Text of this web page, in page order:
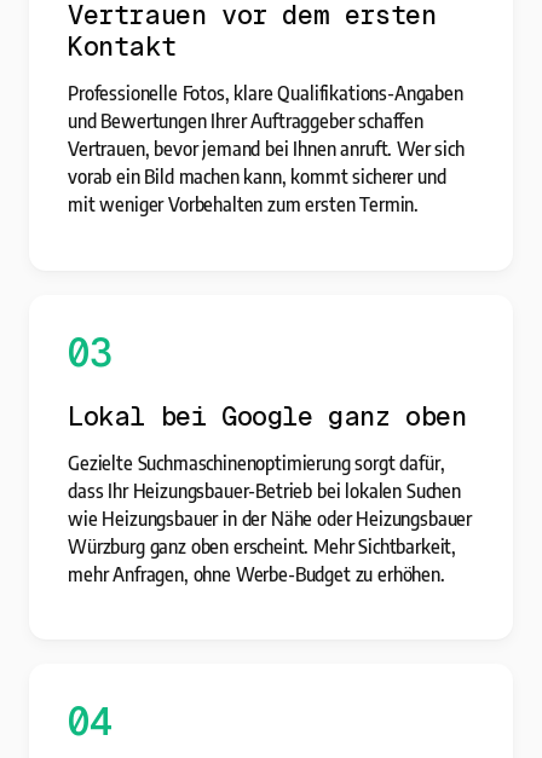
Vertrauen vor dem ersten
Kontakt
Professionelle Fotos, klare Qualifikations-Angaben
und Bewertungen Ihrer Auftraggeber schaffen
Vertrauen, bevor jemand bei Ihnen anruft. Wer sich
vorab ein Bild machen kann, kommt sicherer und
mit weniger Vorbehalten zum ersten Termin.
03
Lokal bei Google ganz oben
Gezielte Suchmaschinenoptimierung sorgt dafür,
dass Ihr Heizungsbauer-Betrieb bei lokalen Suchen
wie Heizungsbauer in der Nähe oder Heizungsbauer
Würzburg ganz oben erscheint. Mehr Sichtbarkeit,
mehr Anfragen, ohne Werbe-Budget zu erhöhen.
04